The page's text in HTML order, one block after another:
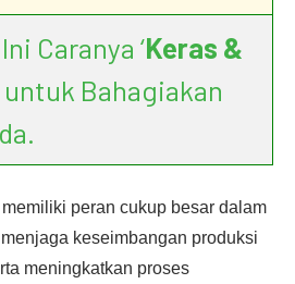
Caranya ‘Keras &
untuk Bahagiakan
peran cukup besar dalam
keseimbangan produksi
meningkatkan proses